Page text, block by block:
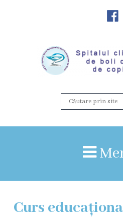
instituției
Vicedirector
Curs